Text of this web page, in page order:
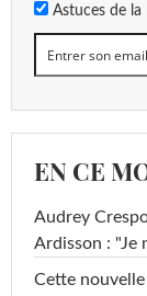
Astuces de la
EN CE
Audrey
Ardisson : "Je
Cette